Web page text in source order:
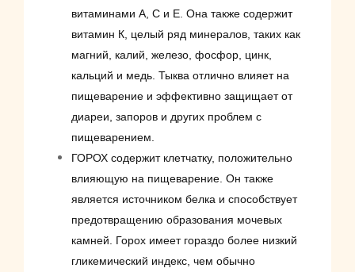
витаминами А, С и Е. Она также содержит
витамин К, целый ряд минералов, таких как
магний, калий, железо, фосфор, цинк,
кальций и медь. Тыква отлично влияет на
пищеварение и эффективно защищает от
диареи, запоров и других проблем с
пищеварением.
ГОРОХ содержит клетчатку, положительно
влияющую на пищеварение. Он также
является источником белка и способствует
предотвращению образования мочевых
камней. Горох имеет гораздо более низкий
гликемический индекс, чем обычно